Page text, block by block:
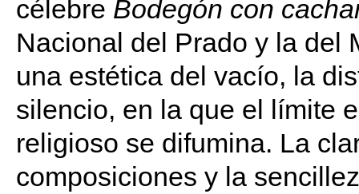
célebre Bodegón con
Nacional del Prado y la del
una estética del vacío, la
silencio, en la que el límite
religioso se difumina. La
composiciones y la